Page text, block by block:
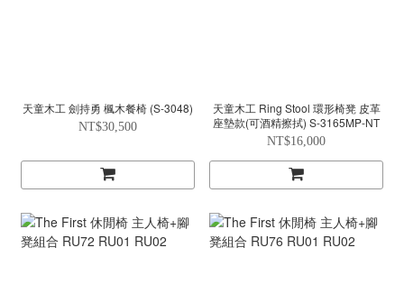
天童木工 劍持勇 楓木餐椅 (S-3048)
NT$30,500
天童木工 Ring Stool 環形椅凳 皮革
座墊款(可酒精擦拭) S-3165MP-NT
NT$16,000